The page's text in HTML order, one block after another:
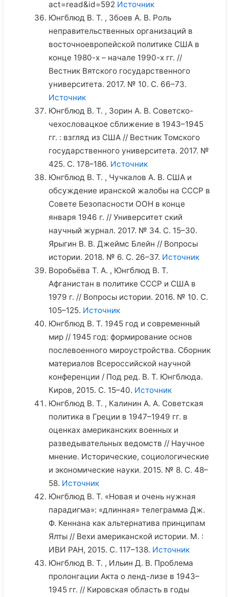
act=read&id=592 Источник
Юнгблюд В. Т. , Збоев А. В. Роль
неправительственных организаций в
восточноевропейской политике США в
конце 1980-х – начале 1990-х гг. //
Вестник Вятского государственного
университета. 2017. № 10. С. 66–73.
Источник
Юнгблюд В. Т. , Зорин А. В. Советско-
чехословацкое сближение в 1943–1945
гг. : взгляд из США // Вестник Томского
государственного университета. 2017. №
425. С. 178–186. Источник
Юнгблюд В. Т. , Чучкалов А. В. США и
обсуждение иранской жалобы на СССР в
Совете Безопасности ООН в конце
января 1946 г. // Университет ский
научный журнал. 2017. № 34. С. 15–30.
Ярыгин В. В. Джеймс Блейн // Вопросы
истории. 2018. № 6. С. 26–37. Источник
Воробьёва Т. А. , Юнгблюд В. Т.
Афганистан в политике СССР и США в
1979 г. // Вопросы истории. 2016. № 10. С.
105–125. Источник
Юнгблюд В. Т. 1945 год и современный
мир // 1945 год: формирование основ
послевоенного мироустройства. Сборник
материалов Всероссийской научной
конференции / Под ред. В. Т. Юнгблюда.
Киров, 2015. С. 15–40. Источник
Юнгблюд В. Т. , Калинин А. А. Советская
политика в Греции в 1947–1949 гг. в
оценках американских военных и
разведывательных ведомств // Научное
мнение. Исторические, социологические
и экономические науки. 2015. № 8. С. 48–
58. Источник
Юнгблюд В. Т. «Новая и очень нужная
парадигма»: «длинная» телеграмма Дж.
Ф. Кеннана как альтернатива принципам
Ялты // Вехи американской истории. М. :
ИВИ РАН, 2015. С. 117–138. Источник
Юнгблюд В. Т. , Ильин Д. В. Проблема
пролонгации Акта о ленд-лизе в 1943–
1945 гг. // Кировская область в годы